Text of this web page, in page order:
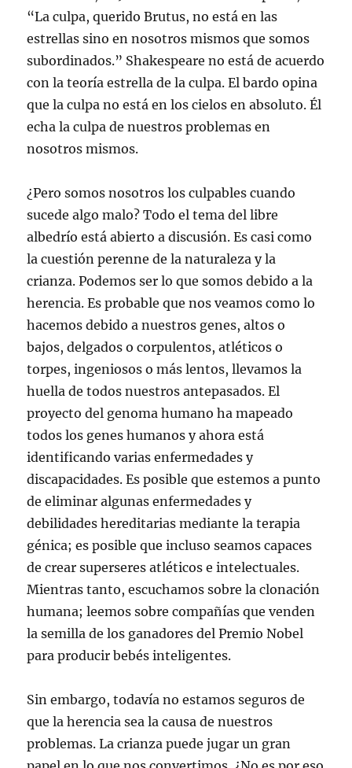
“La culpa, querido Brutus, no está en las
estrellas sino en nosotros mismos que somos
subordinados.” Shakespeare no está de acuerdo
con la teoría estrella de la culpa. El bardo opina
que la culpa no está en los cielos en absoluto. Él
echa la culpa de nuestros problemas en
nosotros mismos.
¿Pero somos nosotros los culpables cuando
sucede algo malo? Todo el tema del libre
albedrío está abierto a discusión. Es casi como
la cuestión perenne de la naturaleza y la
crianza. Podemos ser lo que somos debido a la
herencia. Es probable que nos veamos como lo
hacemos debido a nuestros genes, altos o
bajos, delgados o corpulentos, atléticos o
torpes, ingeniosos o más lentos, llevamos la
huella de todos nuestros antepasados. El
proyecto del genoma humano ha mapeado
todos los genes humanos y ahora está
identificando varias enfermedades y
discapacidades. Es posible que estemos a punto
de eliminar algunas enfermedades y
debilidades hereditarias mediante la terapia
génica; es posible que incluso seamos capaces
de crear superseres atléticos e intelectuales.
Mientras tanto, escuchamos sobre la clonación
humana; leemos sobre compañías que venden
la semilla de los ganadores del Premio Nobel
para producir bebés inteligentes.
Sin embargo, todavía no estamos seguros de
que la herencia sea la causa de nuestros
problemas. La crianza puede jugar un gran